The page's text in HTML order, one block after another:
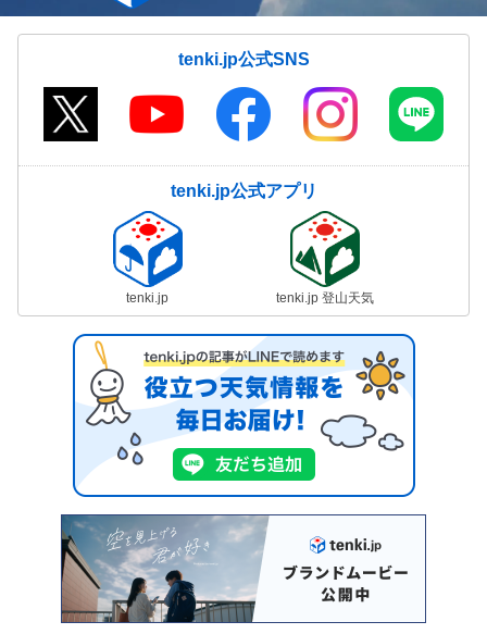
tenki.jp公式SNS
tenki.jp公式アプリ
tenki.jp tenki.jp 登山天気